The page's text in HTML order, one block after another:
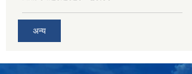
अन्य